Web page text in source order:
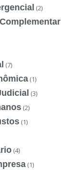
(2)
(7)
(1)
(3)
(2)
(1)
(4)
(1)